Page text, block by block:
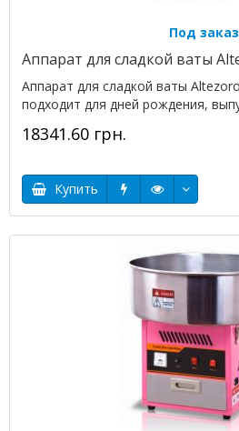
Под заказ
Аппарат для сладкой ваты
Аппарат для сладкой ваты
подходит для дней рождения,
18341.60 грн.
Купить